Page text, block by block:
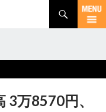
万8570円、